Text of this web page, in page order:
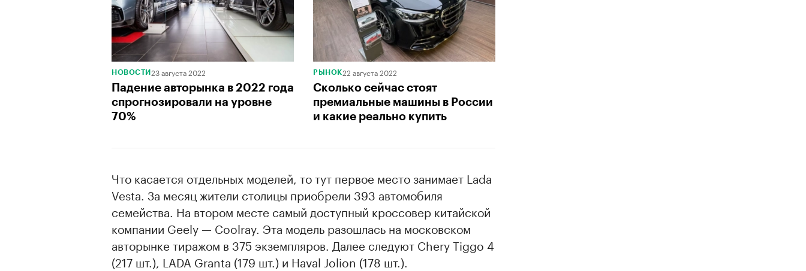
НОВОСТИ 23 августа 2022
Падение авторынка в 2022 года
спрогнозировали на уровне
70%
РЫНОК22 августа 2022
Сколько сейчас стоят
премиальные машины в России
и какие реально купить
Что касается отдельных моделей, то тут первое место занимает Lada
Vesta. За месяц жители столицы приобрели 393 автомобиля
семейства. На втором месте самый доступный кроссовер китайской
компании Geely — Coolray. Эта модель разошлась на московском
авторынке тиражом в 375 экземпляров. Далее следуют Сhery Tiggo 4
(217 шт.), LADA Granta (179 шт.) и Haval Jolion (178 шт.).